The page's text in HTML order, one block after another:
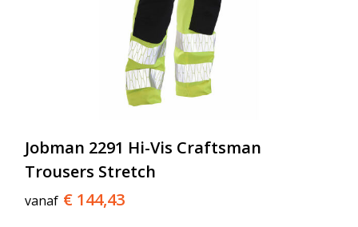
Jobman 2291 Hi-Vis Craftsman
Trousers Stretch
vanaf € 144,43